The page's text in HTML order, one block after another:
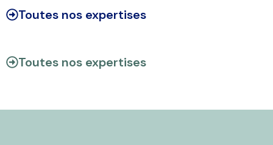
Toutes nos expertises
Toutes nos expertises